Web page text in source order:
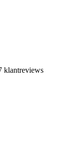
klantreviews